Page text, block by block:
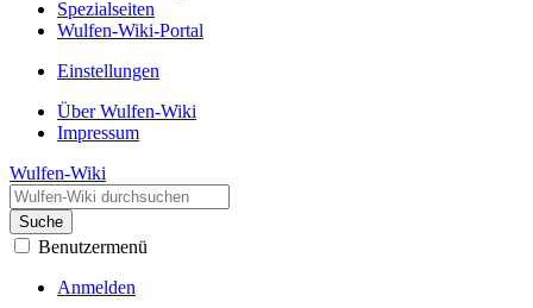
Spezialseiten
Wulfen-Wiki-Portal
Einstellungen
Über Wulfen-Wiki
Impressum
Wulfen-Wiki
Suche
Benutzermenü
Anmelden